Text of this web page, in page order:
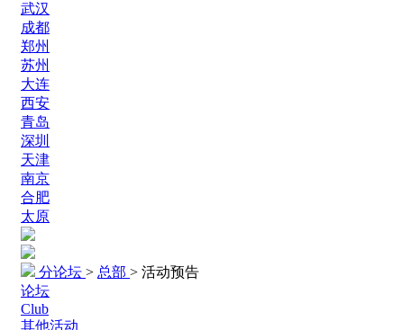
武汉
成都
郑州
苏州
大连
西安
青岛
深圳
天津
南京
合肥
太原
分论坛 > 总部 > 活动预告
论坛
Club
其他活动